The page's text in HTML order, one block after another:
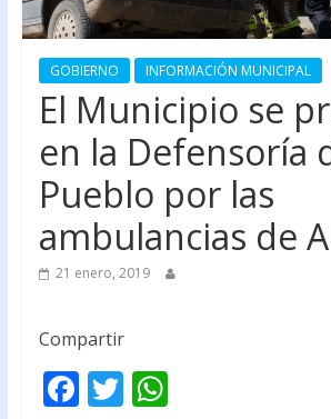
GOBIERNO INFORMACIÓN MUNICIPAL
El Municipio se
en la Defensoría
Pueblo por las
ambulancias de
21 enero, 2019
Compartir
F T W